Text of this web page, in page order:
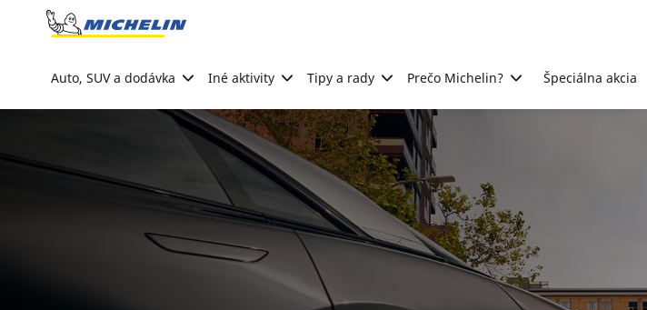
Go to page content
Auto, SUV a dodávka Iné aktivity Tipy a rady Prečo Michelin? Špeciálna akcia